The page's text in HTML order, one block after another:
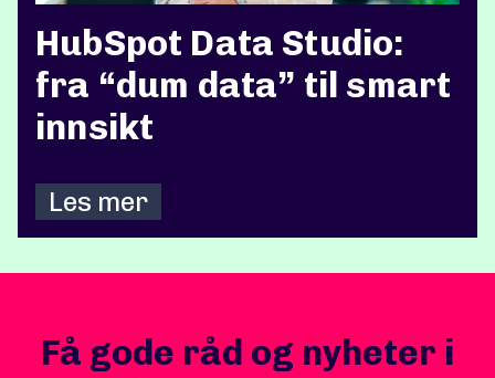
HubSpot Data Studio:
fra “dum data” til smart
innsikt
Les mer
Få gode råd og nyheter i